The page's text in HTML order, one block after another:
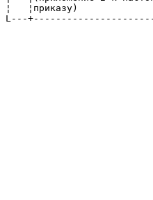
¦   ¦приказу)
L---